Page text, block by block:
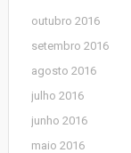
outubro 2016
setembro 2016
agosto 2016
julho 2016
junho 2016
maio 2016